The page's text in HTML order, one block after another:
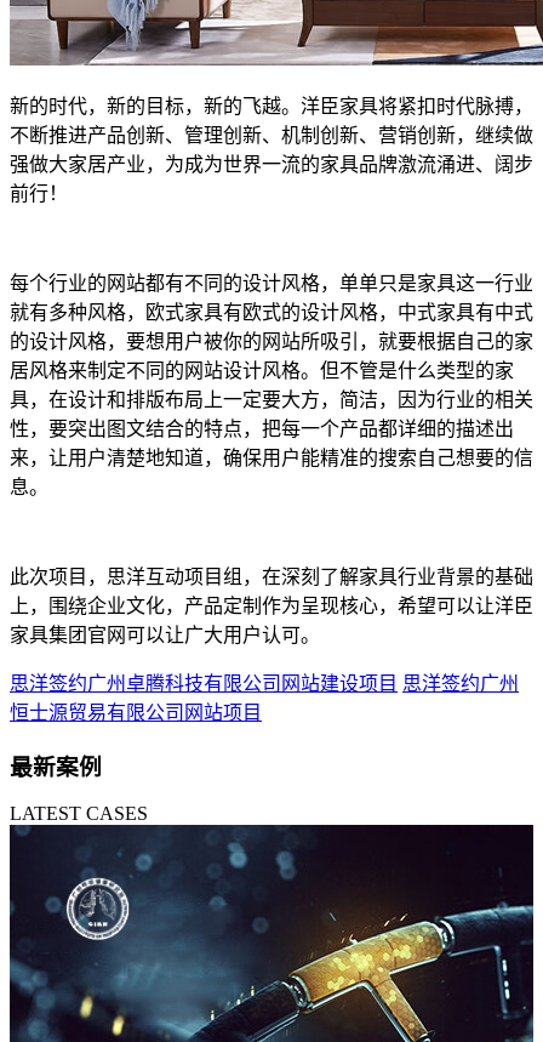
新的时代，新的目标，新的飞越。洋臣家具将紧扣时代脉搏，
不断推进产品创新、管理创新、机制创新、营销创新，继续做
强做大家居产业，为成为世界一流的家具品牌激流涌进、阔步
前行！
每个行业的网站都有不同的设计风格，单单只是家具这一行业
就有多种风格，欧式家具有欧式的设计风格，中式家具有中式
的设计风格，要想用户被你的网站所吸引，就要根据自己的家
居风格来制定不同的网站设计风格。但不管是什么类型的家
具，在设计和排版布局上一定要大方，简洁，因为行业的相关
性，要突出图文结合的特点，把每一个产品都详细的描述出
来，让用户清楚地知道，确保用户能精准的搜索自己想要的信
息。
此次项目，思洋互动项目组，在深刻了解家具行业背景的基础
上，围绕企业文化，产品定制作为呈现核心，希望可以让洋臣
家具集团官网可以让广大用户认可。
思洋签约广州卓腾科技有限公司网站建设项目 思洋签约广州
恒士源贸易有限公司网站项目
最新案例
LATEST CASES